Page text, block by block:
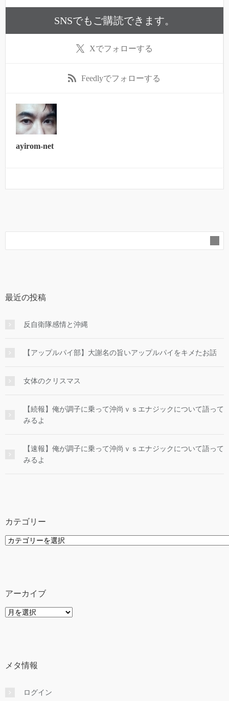
SNSでもご購読できます。
Xでフォローする
Feedlyでフォローする
ayirom-net
最近の投稿
反自衛隊感情と沖縄
【アップルパイ部】大謝名の旨いアップルパイをキメたお話
女体のクリスマス
【続報】俺が調子に乗って沖尚ｖｓエナジックについて語って
みるよ
【速報】俺が調子に乗って沖尚ｖｓエナジックについて語って
みるよ
カテゴリー
カ
アーカイブ
ア
メタ情報
ログイン